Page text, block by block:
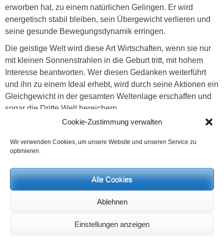
Cookie-Zustimmung verwalten
Wir verwenden Cookies, um unsere Website und unseren Service zu
optimieren.
Alle Cookies
Ablehnen
Einstellungen anzeigen
erworben hat, zu einem natürlichen Gelingen. Er wird
energetisch stabil bleiben, sein Übergewicht verlieren und
seine gesunde Bewegungsdynamik erringen.
Die geistige Welt wird diese Art Wirtschaften, wenn sie nur
mit kleinen Sonnenstrahlen in die Geburt tritt, mit hohem
Interesse beantworten. Wer diesen Gedanken weiterführt
und ihn zu einem Ideal erhebt, wird durch seine Aktionen ein
Gleichgewicht in der gesamten Weltenlage erschaffen und
sogar die Dritte Welt bereichern.
Weitere Ausführungen über dieses Thema sollen in
Den Artikel als PDF herunterladen
Anmerkungen